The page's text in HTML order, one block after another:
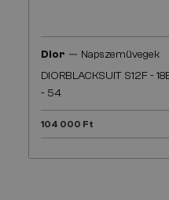
Dior — Napszemüvegek
DIORBLACKSUIT S12F -
- 54
104 000 Ft